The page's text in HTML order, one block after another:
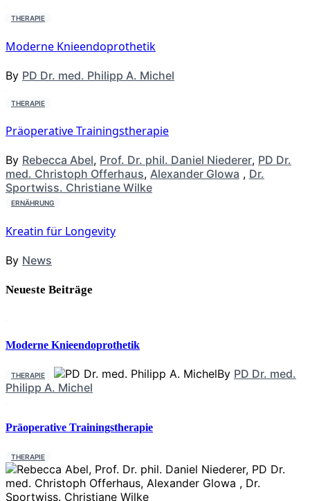
THERAPIE
Moderne Knieendoprothetik
By PD Dr. med. Philipp A. Michel
THERAPIE
Präoperative Trainingstherapie
By Rebecca Abel, Prof. Dr. phil. Daniel Niederer, PD Dr.
med. Christoph Offerhaus, Alexander Glowa , Dr.
Sportwiss. Christiane Wilke
ERNÄHRUNG
Kreatin für Longevity
By News
Neueste Beiträge
Moderne Knieendoprothetik
THERAPIE By PD Dr. med.
Philipp A. Michel
Präoperative Trainingstherapie
THERAPIE